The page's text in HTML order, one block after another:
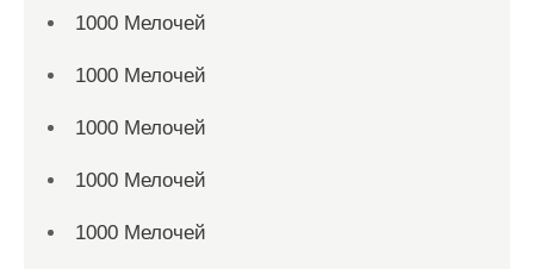
1000 Мелочей
1000 Мелочей
1000 Мелочей
1000 Мелочей
1000 Мелочей